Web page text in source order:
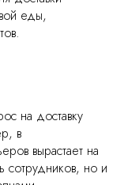
еды,
на доставку
в
вырастает на
сотрудников, но и